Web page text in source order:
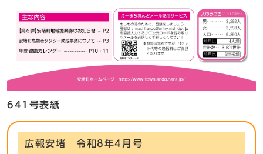
641号表紙
広報安堵 令和8年4月号